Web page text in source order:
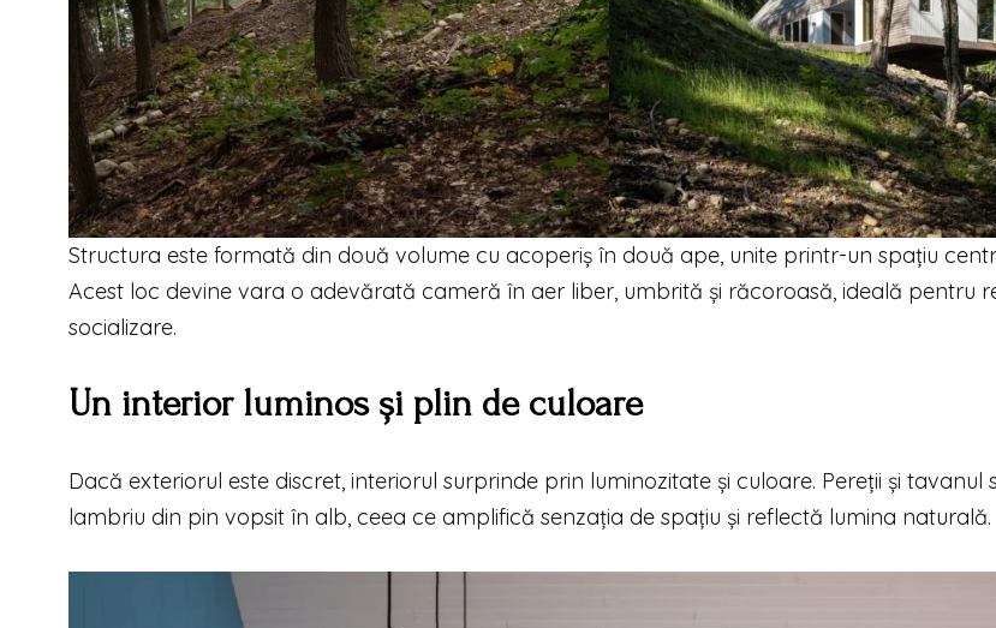
Structura este formată din două volume cu acoperiș în două ape, unite printr-un spațiu
Acest loc devine vara o adevărată cameră în aer liber, umbrită și răcoroasă, ideală pentru
socializare.
Un interior luminos și plin de culoare
Dacă exteriorul este discret, interiorul surprinde prin luminozitate și culoare. Pereții și tavanul
lambriu din pin vopsit în alb, ceea ce amplifică senzația de spațiu și reflectă lumina naturală.